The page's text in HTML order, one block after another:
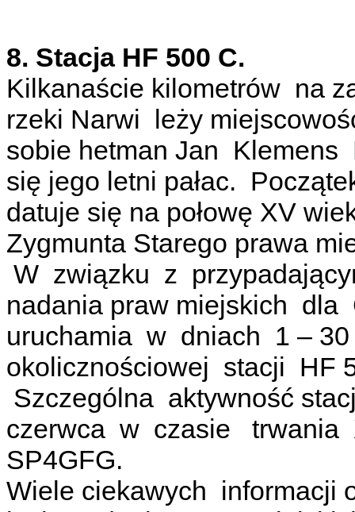
8. Stacja HF 500 C.
Kilkanaście kilometrów na
rzeki Narwi leży
sobie hetman Jan
się jego letni pałac.
datuje się na połowę XV
Zygmunta Starego prawa
W związku z
nadania praw miejskich
uruchamia w dniach 1 –
okolicznościowej stacji HF
Szczególna aktywność
czerwca w czasie
SP4GFG.
Wiele ciekawych informacji